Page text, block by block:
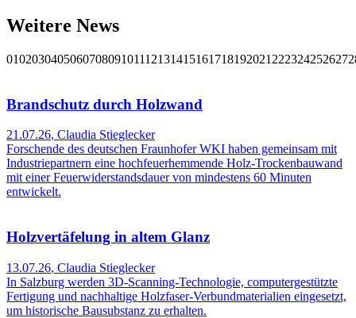
Weitere News
010203040506070809101112131415161718192021 222324252627
Brandschutz durch Holzwand
21.07.26, Claudia Stieglecker
Forschende des deutschen Fraunhofer WKI haben gemeinsam mit
Industriepartnern eine hochfeuerhemmende Holz-Trockenbauwand
mit einer Feuerwiderstandsdauer von mindestens 60 Minuten
entwickelt.
Holzvertäfelung in altem Glanz
13.07.26, Claudia Stieglecker
In Salzburg werden 3D-Scanning-Technologie, computergestützte
Fertigung und nachhaltige Holzfaser-Verbundmaterialien eingesetzt,
um historische Bausubstanz zu erhalten.